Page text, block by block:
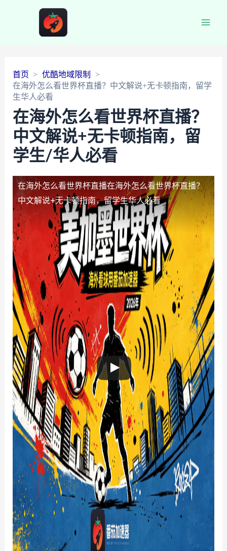
首页
优酷地域限制
在海外怎么看世界杯直播？中文解说+无卡顿指南，留学
生华人必看
在海外怎么看世界杯直播？
中文解说+无卡顿指南，留
学生/华人必看
在海外怎么看世界杯直播在海外怎么看世界杯直播？
中文解说+无卡顿指南，留学生华人必看